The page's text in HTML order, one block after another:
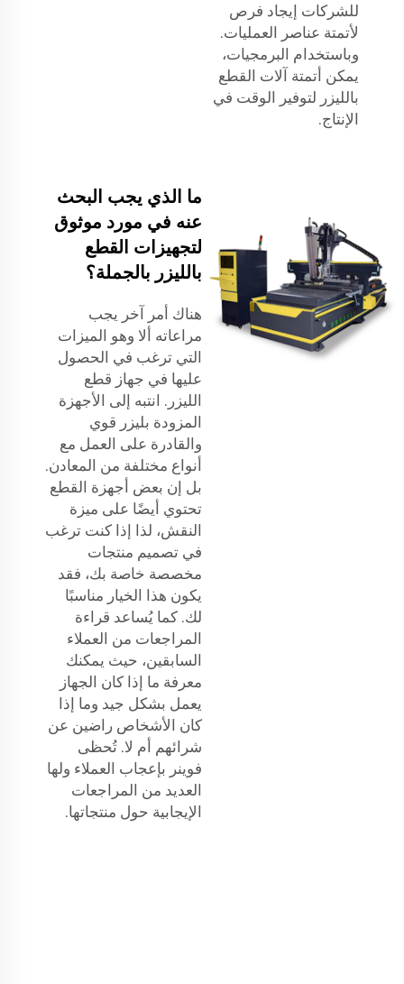
للشركات إيجاد فرص
لأتمتة عناصر العمليات.
وباستخدام البرمجيات،
يمكن أتمتة آلات القطع
بالليزر لتوفير الوقت في
الإنتاج.
ما الذي يجب البحث
عنه في مورد موثوق
لتجهيزات القطع
بالليزر بالجملة؟
هناك أمر آخر يجب
مراعاته ألا وهو الميزات
التي ترغب في الحصول
عليها في جهاز قطع
الليزر. انتبه إلى الأجهزة
المزودة بليزر قوي
والقادرة على العمل مع
أنواع مختلفة من المعادن.
بل إن بعض أجهزة القطع
تحتوي أيضًا على ميزة
النقش، لذا إذا كنت ترغب
في تصميم منتجات
مخصصة خاصة بك، فقد
يكون هذا الخيار مناسبًا
لك. كما يُساعد قراءة
المراجعات من العملاء
السابقين، حيث يمكنك
معرفة ما إذا كان الجهاز
يعمل بشكل جيد وما إذا
كان الأشخاص راضين عن
شرائهم أم لا. تُحظى
فوينر بإعجاب العملاء ولها
العديد من المراجعات
الإيجابية حول منتجاتها.